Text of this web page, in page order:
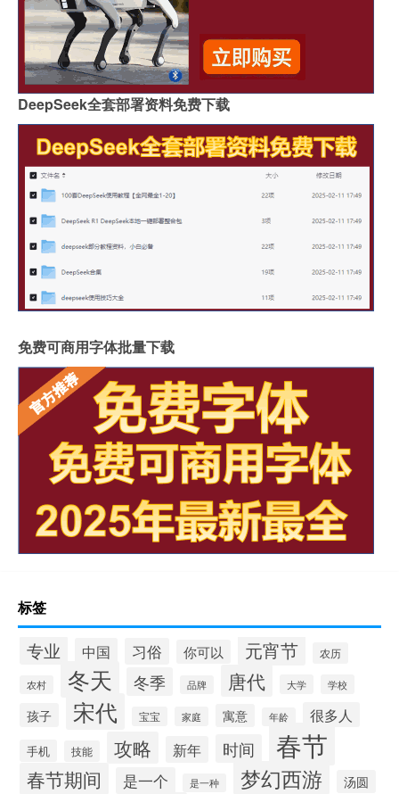
DeepSeek全套部署资料免费下载
免费可商用字体批量下载
标签
专业 中国 习俗 你可以 元宵节 农历
农村 冬天 冬季 品牌 唐代 大学 学校
孩子 宋代 宝宝 家庭 寓意 年龄 很多人
手机 技能 攻略 新年 时间 春节
春节期间 是一个 是一种 梦幻西游 汤圆